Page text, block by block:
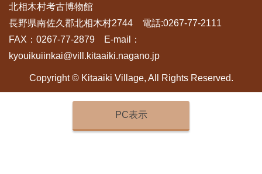
北相木村考古博物館
長野県南佐久郡北相木村2744 電話:0267-77-2111
FAX：0267-77-2879 E-mail：
kyouikuiinkai@vill.kitaaiki.nagano.jp
Copyright © Kitaaiki Village, All Rights Reserved.
PC表示